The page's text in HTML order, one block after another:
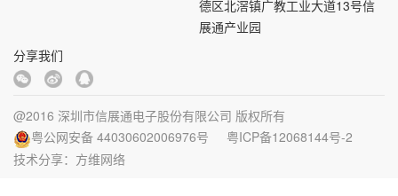
德区北滘镇广教工业大道13号信
展通产业园
分享我们
@2016 深圳市信展通电子股份有限公司 版权所有
粤公网安备 44030602006976号
粤ICP备12068144号-2
技术分享： 方维网络